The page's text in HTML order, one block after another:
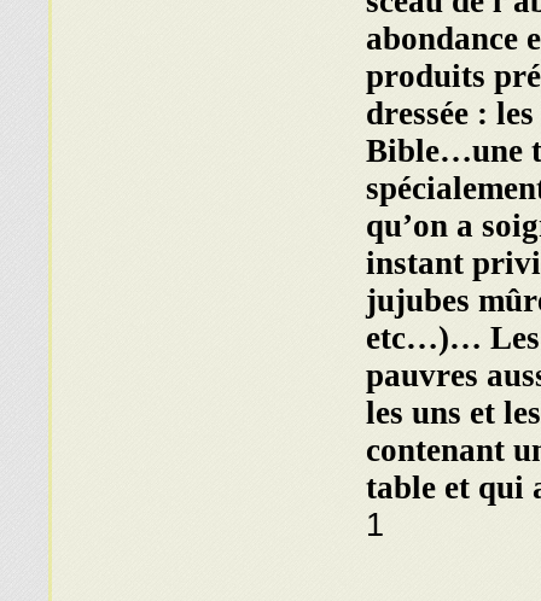
abondance
produits
dressée :
Bible…une
qu’on a
instant
jujubes
etc…)… Les
pauvres
les uns et
contenant
table et qui
1